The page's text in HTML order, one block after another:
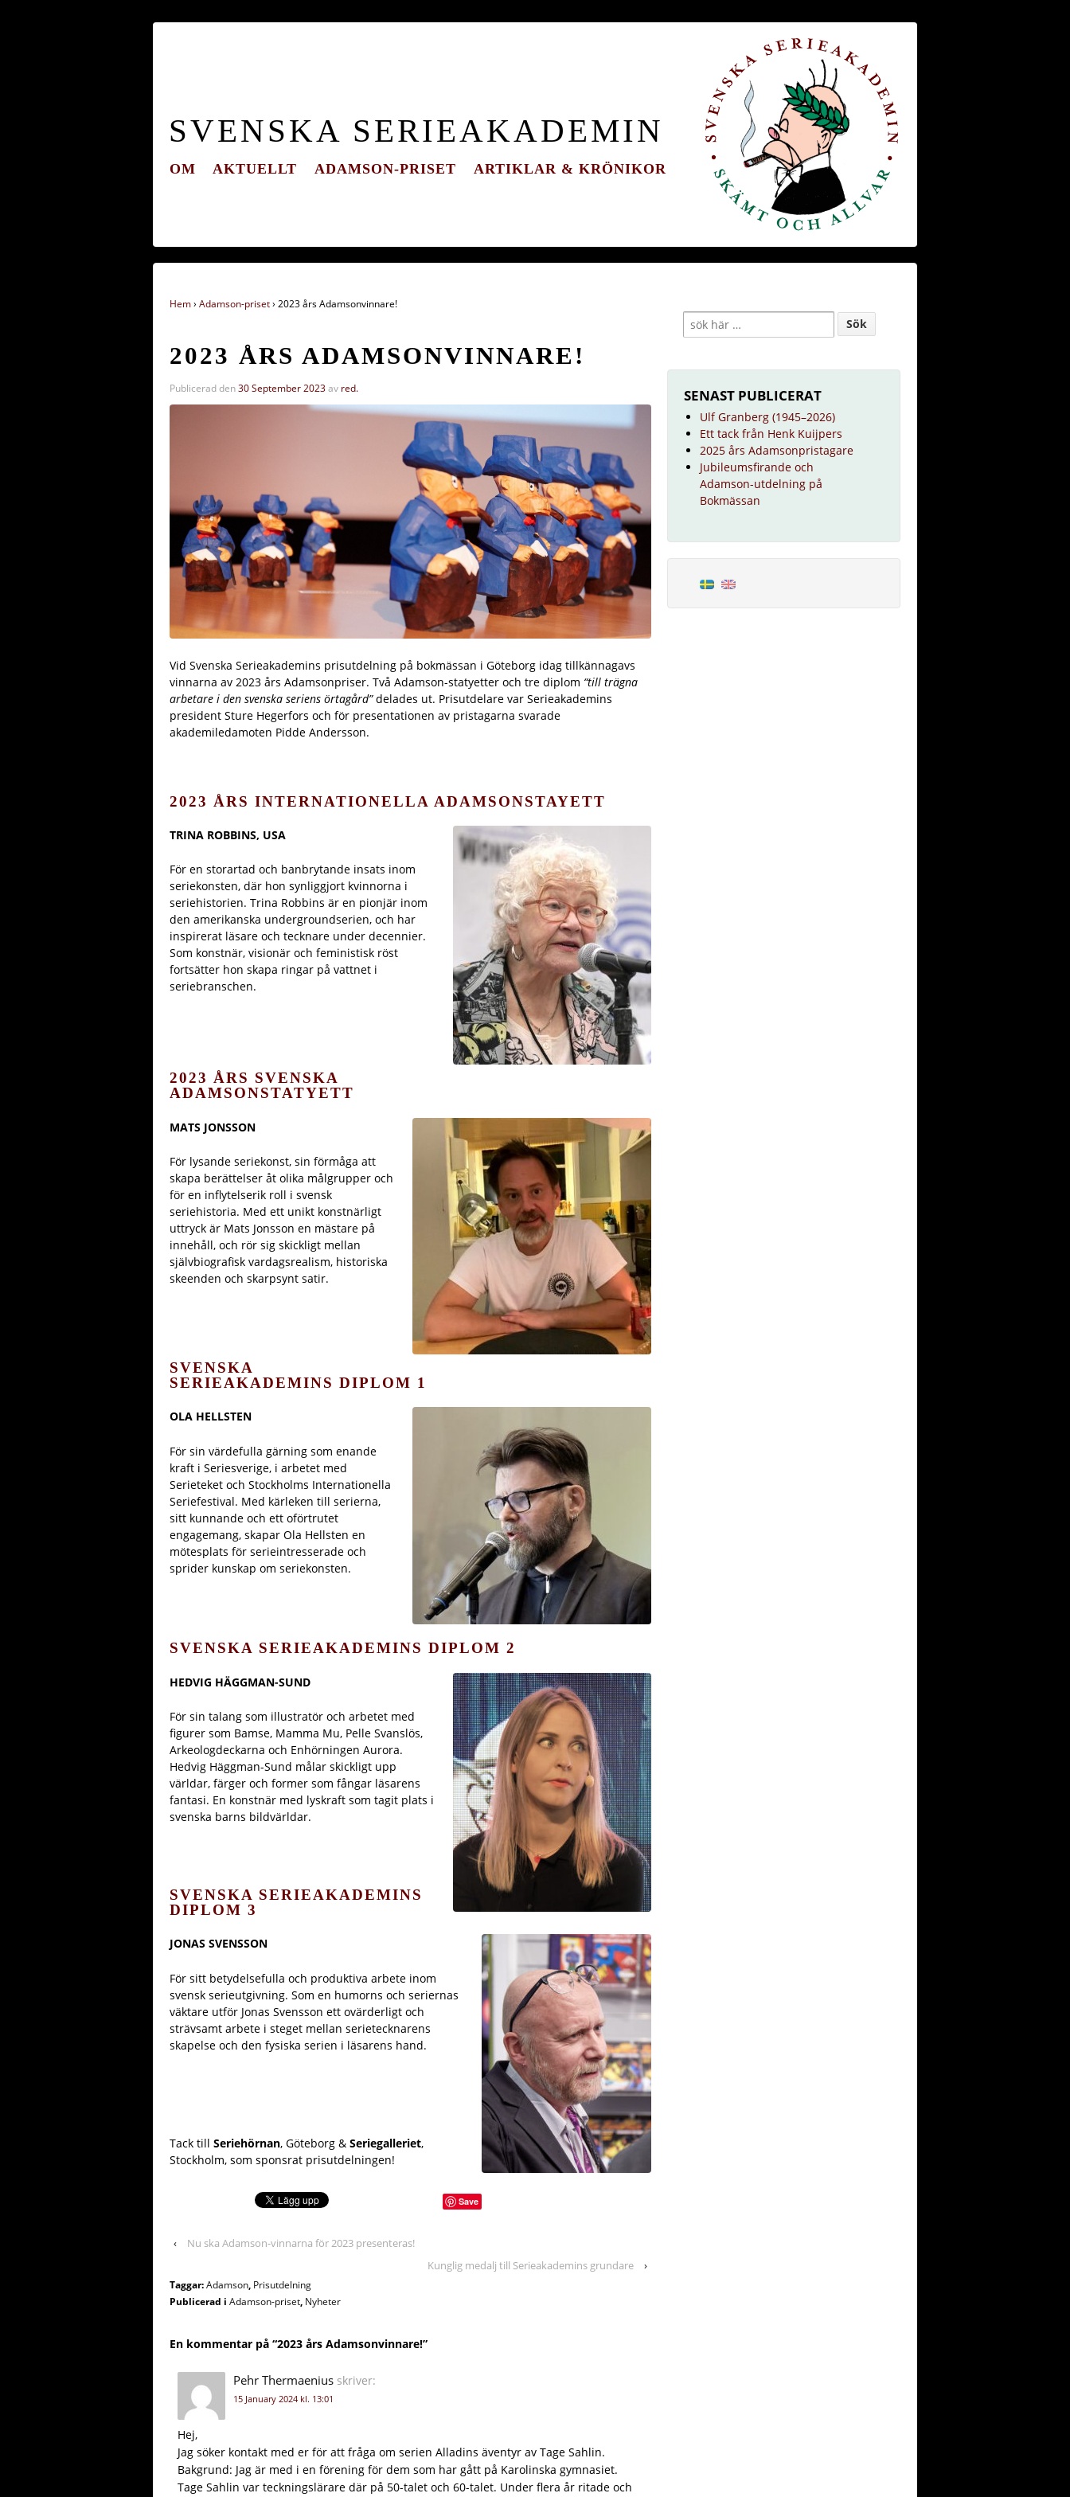
SVENSKA SERIEAKADEMIN
OM AKTUELLT ADAMSON-PRISET ARTIKLAR & KRÖNIKOR
Hem› Adamson-priset› 2023 års Adamsonvinnare!
2023 ÅRS ADAMSONVINNARE!
Publicerad den30 September 2023av red.
Vid Svenska Serieakademins prisutdelning på bokmässan i Göteborg idag tillkännagavs
vinnarna av 2023 års Adamsonpriser. Två Adamson-statyetter och tre diplom “till trägna
arbetare i den svenska seriens örtagård”delades ut. Prisutdelare var Serieakademins
president Sture Hegerfors och för presentationen av pristagarna svarade
akademiledamoten Pidde Andersson.
2023 ÅRS INTERNATIONELLA ADAMSONSTAYETT
TRINA ROBBINS, USA
För en storartad och banbrytande insats inom
seriekonsten, där hon synliggjort kvinnorna i
seriehistorien. Trina Robbins är en pionjär inom
den amerikanska undergroundserien, och har
inspirerat läsare och tecknare under decennier.
Som konstnär, visionär och feministisk röst
fortsätter hon skapa ringar på vattnet i
seriebranschen.
2023 ÅRS SVENSKA
ADAMSONSTATYETT
MATS JONSSON
För lysande seriekonst, sin förmåga att
skapa berättelser åt olika målgrupper och
för en inflytelserik roll i svensk
seriehistoria. Med ett unikt konstnärligt
uttryck är Mats Jonsson en mästare på
innehåll, och rör sig skickligt mellan
självbiografisk vardagsrealism, historiska
skeenden och skarpsynt satir.
SVENSKA
SERIEAKADEMINS DIPLOM 1
OLA HELLSTEN
För sin värdefulla gärning som enande
kraft i Seriesverige, i arbetet med
Serieteket och Stockholms Internationella
Seriefestival. Med kärleken till serierna,
sitt kunnande och ett oförtrutet
engagemang, skapar Ola Hellsten en
mötesplats för serieintresserade och
sprider kunskap om seriekonsten.
SVENSKA SERIEAKADEMINS DIPLOM 2
HEDVIG HÄGGMAN-SUND
För sin talang som illustratör och arbetet med
figurer som Bamse, Mamma Mu, Pelle Svanslös,
Arkeologdeckarna och Enhörningen Aurora.
Hedvig Häggman-Sund målar skickligt upp
världar, färger och former som fångar läsarens
fantasi. En konstnär med lyskraft som tagit plats i
svenska barns bildvärldar.
SVENSKA SERIEAKADEMINS
DIPLOM 3
JONAS SVENSSON
För sitt betydelsefulla och produktiva arbete inom
svensk serieutgivning. Som en humorns och seriernas
väktare utför Jonas Svensson ett ovärderligt och
strävsamt arbete i steget mellan serietecknarens
skapelse och den fysiska serien i läsarens hand.
Tack till Seriehörnan, Göteborg & Seriegalleriet,
Stockholm, som sponsrat prisutdelningen!
Save
‹
Nu ska Adamson-vinnarna för 2023 presenteras!
Kunglig medalj till Serieakademins grundare
›
Taggar:Adamson, Prisutdelning
Publicerad i Adamson-priset, Nyheter
En kommentar på “2023 års Adamsonvinnare!”
Pehr Thermaenius skriver:
15 January 2024 kl. 13:01
Hej,
Jag söker kontakt med er för att fråga om serien Alladins äventyr av Tage Sahlin.
Bakgrund: Jag är med i en förening för dem som har gått på Karolinska gymnasiet.
Tage Sahlin var teckningslärare där på 50-talet och 60-talet. Under flera år ritade och
SENAST PUBLICERAT
Ulf Granberg (1945–2026)
Ett tack från Henk Kuijpers
2025 års Adamsonpristagare
Jubileumsfirande och
Adamson-utdelning på
Bokmässan